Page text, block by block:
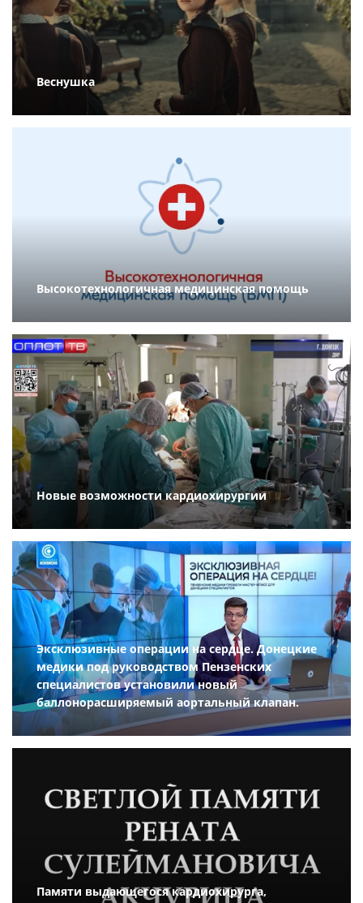
Веснушка
Высокотехнологичная медицинская помощь
Новые возможности кардиохирургии
Эксклюзивные операции на сердце. Донецкие
медики под руководством Пензенских
специалистов установили новый
баллонорасширяемый аортальный клапан.
Памяти выдающегося кардиохирурга,